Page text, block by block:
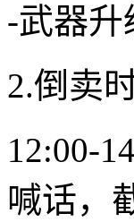
-武器升
2.倒卖
12:00-
喊话，